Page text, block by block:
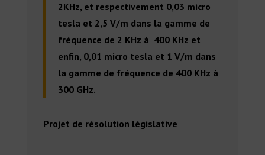
2KHz, et respectivement 0,03 micro
tesla et 2,5 V/m dans la gamme de
fréquence de 2 KHz à 400 KHz et
enfin, 0,01 micro tesla et 1 V/m dans
la gamme de fréquence de 400 KHz à
300 GHz.
Projet de résolution législative